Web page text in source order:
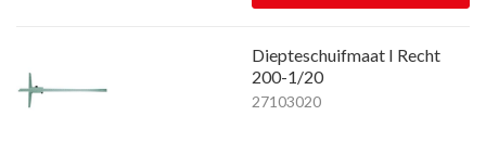
Diepteschuifmaat I Recht
200-1/20
27103020